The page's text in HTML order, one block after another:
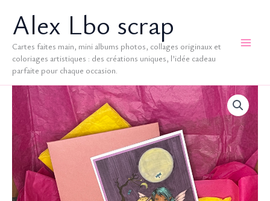
contenuAlex Lbo scrap
Cartes faites main, mini albums photos, collages originaux et
coloriages artistiques : des créations uniques, l’idée cadeau
parfaite pour chaque occasion.